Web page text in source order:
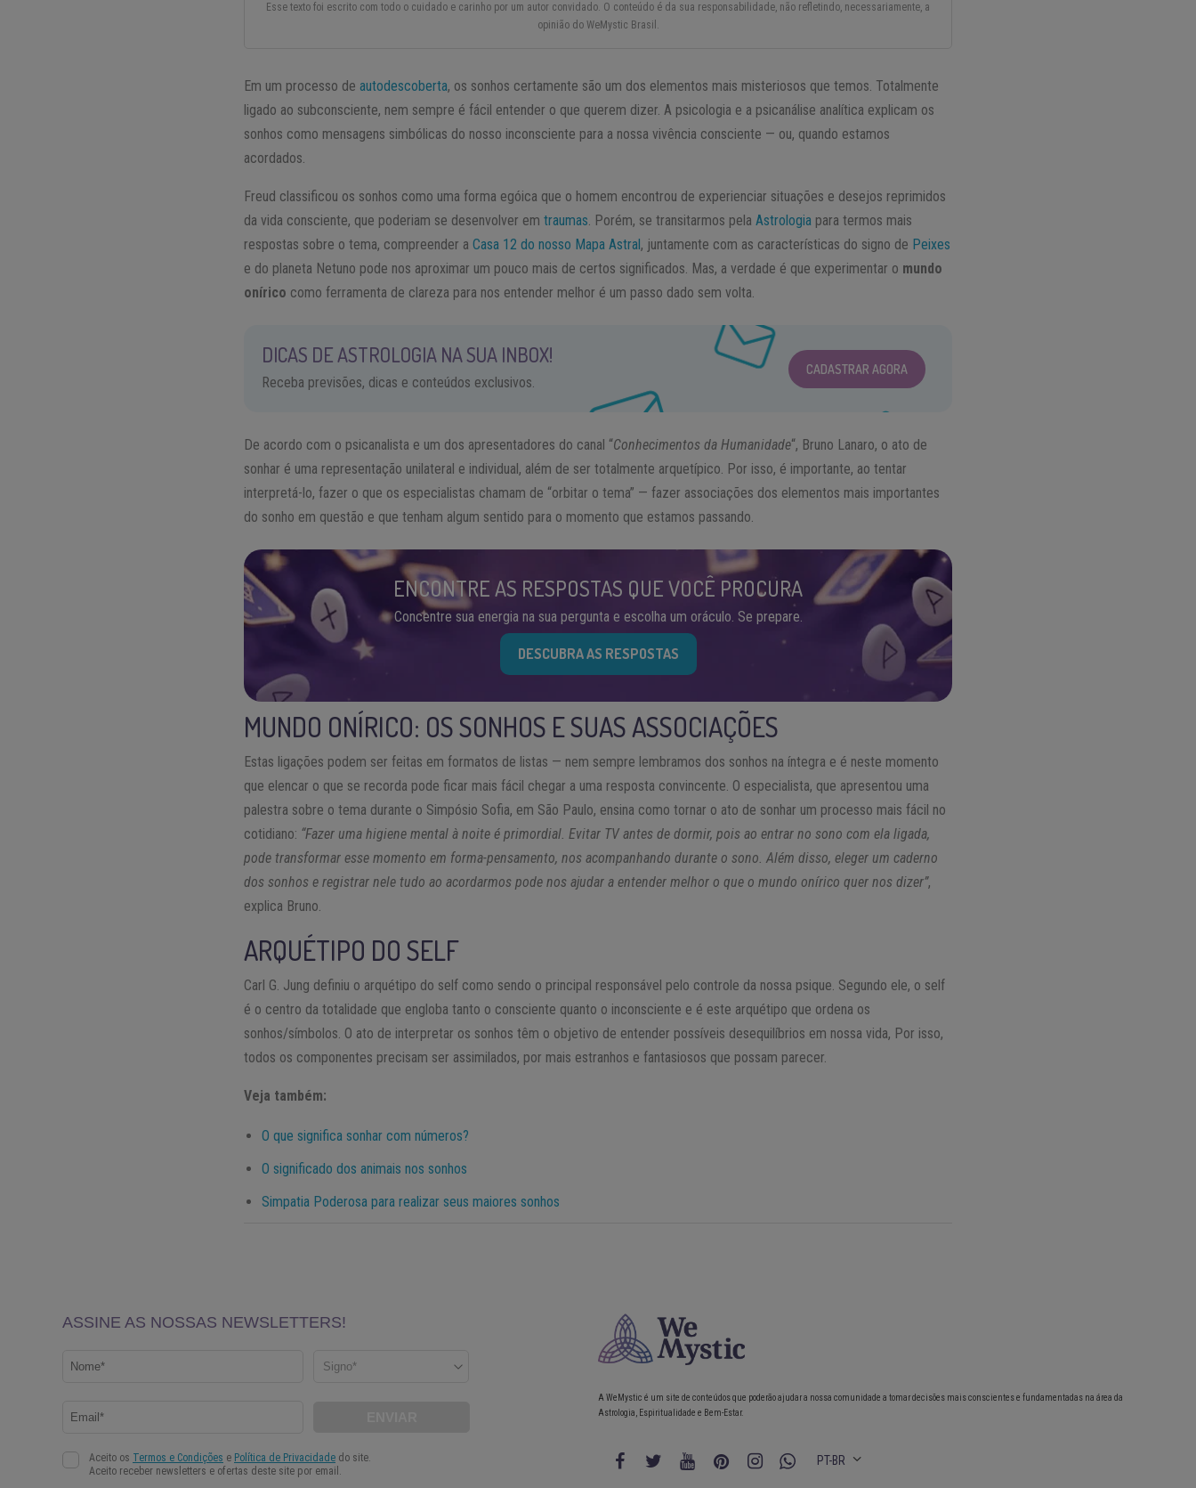
Esse texto foi escrito com todo o cuidado e carinho por um autor convidado. O conteúdo é da sua responsabilidade, não refletindo, necessariamente, a
opinião do WeMystic Brasil.
Em um processo deautodescoberta, os sonhos certamente são um dos elementos mais misteriosos que temos. Totalmente
ligado ao subconsciente, nem sempre é fácil entender o que querem dizer. A psicologia e a psicanálise analítica explicam os
sonhos como mensagens simbólicas do nosso inconsciente para a nossa vivência consciente — ou, quando estamos
acordados.
Freud classificou os sonhos como uma forma egóica que o homem encontrou de experienciar situações e desejos reprimidos
da vida consciente, que poderiam se desenvolver emtraumas. Porém, se transitarmos pelaAstrologia para termos mais
respostas sobre o tema, compreender aCasa 12 do nosso Mapa Astral , juntamente com as características do signo de Peixes
e do planeta Netuno pode nos aproximar um pouco mais de certos significados. Mas, a verdade é que experimentar o mundo
onírico como ferramenta de clareza para nos entender melhor é um passo dado sem volta.
DICAS DE ASTROLOGIA NA SUA INBOX!
Receba previsões, dicas e conteúdos exclusivos.
CADASTRAR AGORA
De acordo com o psicanalista e um dos apresentadores do canal “Conhecimentos da Humanidade“, Bruno Lanaro, o ato de
sonhar é uma representação unilateral e individual, além de ser totalmente arquetípico. Por isso, é importante, ao tentar
interpretá-lo, fazer o que os especialistas chamam de “orbitar o tema” — fazer associações dos elementos mais importantes
do sonho em questão e que tenham algum sentido para o momento que estamos passando.
ENCONTRE AS RESPOSTAS QUE VOCÊ PROCURA
Concentre sua energia na sua pergunta e escolha um oráculo. Se prepare.
DESCUBRA AS RESPOSTAS
MUNDO ONÍRICO: OS SONHOS E SUAS ASSOCIAÇÕES
Estas ligações podem ser feitas em formatos de listas — nem sempre lembramos dos sonhos na íntegra e é neste momento
que elencar o que se recorda pode ficar mais fácil chegar a uma resposta convincente. O especialista, que apresentou uma
palestra sobre o tema durante o Simpósio Sofia, em São Paulo, ensina como tornar o ato de sonhar um processo mais fácil no
cotidiano: “Fazer uma higiene mental à noite é primordial. Evitar TV antes de dormir, pois ao entrar no sono com ela ligada,
pode transformar esse momento em forma-pensamento, nos acompanhando durante o sono. Além disso, eleger um caderno
dos sonhos e registrar nele tudo ao acordarmos pode nos ajudar a entender melhor o que o mundo onírico quer nos dizer”,
explica Bruno.
ARQUÉTIPO DO SELF
Carl G. Jung definiu o arquétipo do self como sendo o principal responsável pelo controle da nossa psique. Segundo ele, o self
é o centro da totalidade que engloba tanto o consciente quanto o inconsciente e é este arquétipo que ordena os
sonhos/símbolos. O ato de interpretar os sonhos têm o objetivo de entender possíveis desequilíbrios em nossa vida, Por isso,
todos os componentes precisam ser assimilados, por mais estranhos e fantasiosos que possam parecer.
Veja também:
O que significa sonhar com números?
O significado dos animais nos sonhos
Simpatia Poderosa para realizar seus maiores sonhos
A WeMystic é um site de conteúdos que poderão ajudar a nossa comunidade a tomar decisões mais conscientes e fundamentadas na área da
Astrologia, Espiritualidade e Bem-Estar.
PT-BR